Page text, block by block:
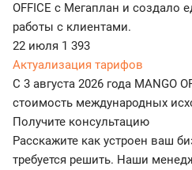
OFFICE с Мегаплан и создало
работы с клиентами.
22 июля 1 393
Актуализация тарифов
С 3 августа 2026 года MANGO
стоимость международных
Получите консультацию
Расскажите как устроен ваш
требуется решить. Наши